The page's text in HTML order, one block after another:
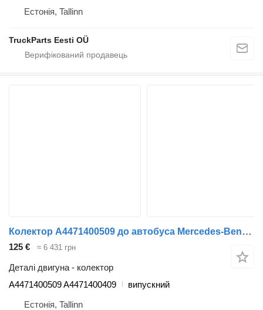
Естонія, Tallinn
TruckParts Eesti OÜ
Колектор A4471400509 до автобуса Mercedes-Benz CITARO (01.98-)
125 € ≈ 6 431 грн
Деталі двигуна - колектор
A4471400509 A4471400409
випускний
Естонія, Tallinn